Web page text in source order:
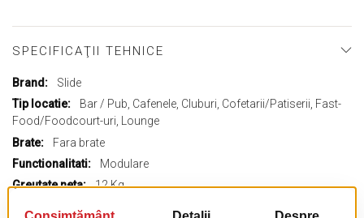
SPECIFICAŢII TEHNICE
Mai
multe
informații
Slide
Bar / Pub, Cafenele, Cluburi, Cofetarii/Patiserii, Fast-
Food/Foodcourt-uri, Lounge
Fara brate
Modulare
12 Kg